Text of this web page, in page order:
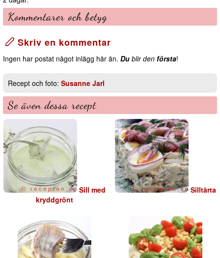
Kommentarer och betyg
Skriv en kommentar
Ingen har postat något inlägg här än. Du blir den första!
Recept och foto: Susanne Jarl
Se även dessa recept
Sill med
kryddgrönt
Silltårta